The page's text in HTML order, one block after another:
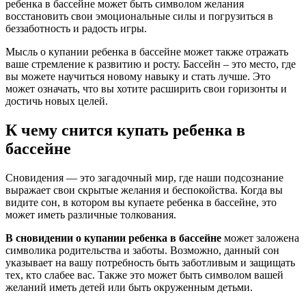
ребенка в бассейне может быть символом желания
восстановить свои эмоциональные силы и погрузиться в
беззаботность и радость игры.
Мысль о купании ребенка в бассейне может также отражать
ваше стремление к развитию и росту. Бассейн – это место, где
вы можете научиться новому навыку и стать лучше. Это
может означать, что вы хотите расширить свои горизонты и
достичь новых целей.
К чему снится купать ребенка в
бассейне
Сновидения — это загадочный мир, где наши подсознание
выражает свои скрытые желания и беспокойства. Когда вы
видите сон, в котором вы купаете ребенка в бассейне, это
может иметь различные толкования.
В сновидении о купании ребенка в бассейне может заложена
символика родительства и заботы. Возможно, данный сон
указывает на вашу потребность быть заботливым и защищать
тех, кто слабее вас. Также это может быть символом вашей
желаний иметь детей или быть окруженным детьми.